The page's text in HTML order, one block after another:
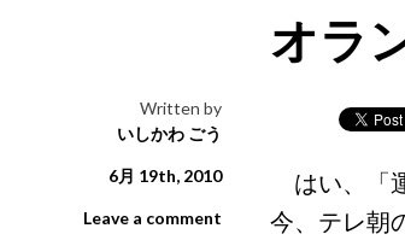
オラ
Written by
いしかわ ごう
6月 19th, 2010
Leave a comment
はい、「
今、テレ朝